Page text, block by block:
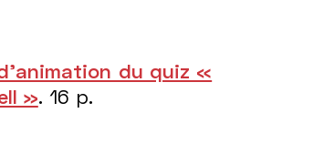
du quiz «
». 16 p.